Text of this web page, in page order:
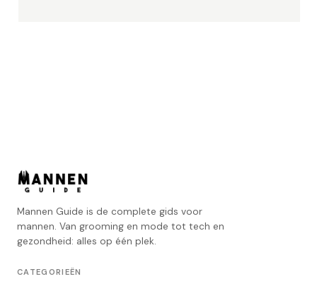
Mannen Guide is de complete gids voor
mannen. Van grooming en mode tot tech en
gezondheid: alles op één plek.
CATEGORIEËN